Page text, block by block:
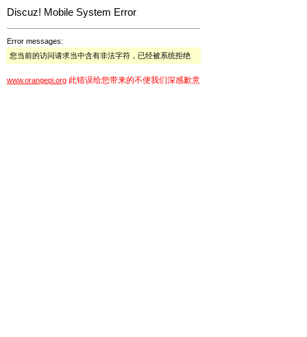
Discuz! Mobile System Error
Error messages:
您当前的访问请求当中含有非法字符，已经被系统拒绝
www.orangepi.org 此错误给您带来的不便我们深感歉意